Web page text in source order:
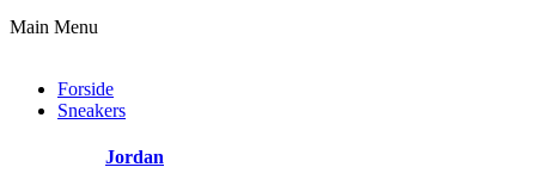
Main Menu
Forside
Sneakers
Jordan